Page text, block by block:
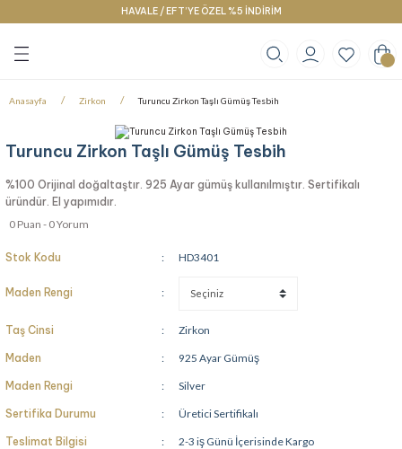
HAVALE / EFT’YE ÖZEL %5 İNDİRİM
Geri Dön
Geri Dön
Geri Dön
Anasayfa Zirkon Turuncu Zirkon Taşlı Gümüş Tesbih
Turuncu Zirkon Taşlı Gümüş Tesbih
%100 Orijinal doğaltaştır. 925 Ayar gümüş kullanılmıştır. Sertifikalı
üründür. El yapımıdır.
0 Puan - 0 Yorum
Stok Kodu HD3401
Maden Rengi
Taş Cinsi Zirkon
Maden 925 Ayar Gümüş
Maden Rengi Silver
Sertifika Durumu Üretici Sertifikalı
Teslimat Bilgisi 2-3 iş Günü İçerisinde Kargo